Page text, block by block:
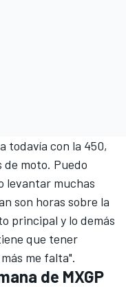
todavía con la 450,
de moto. Puedo
levantar muchas
son horas sobre la
principal y lo demás
que tener
me falta".
de MXGP